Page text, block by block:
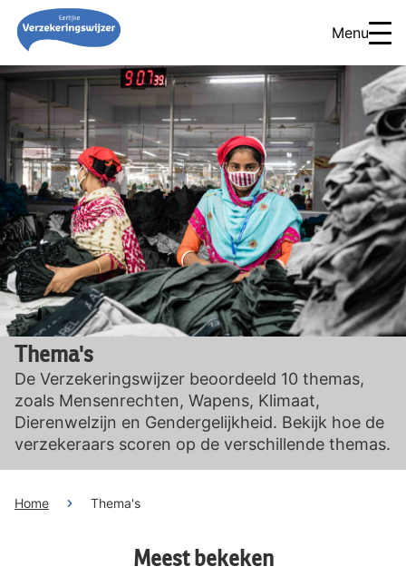
Menu
Thema's
De Verzekeringswijzer beoordeeld 10 themas,
zoals Mensenrechten, Wapens, Klimaat,
Dierenwelzijn en Gendergelijkheid. Bekijk hoe de
verzekeraars scoren op de verschillende themas.
Home Thema's
Meest bekeken